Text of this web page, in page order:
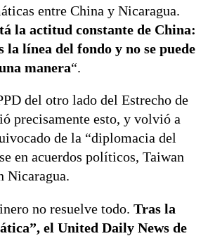
entre China y Nicaragua.
la actitud constante de China:
la línea del fondo y no se puede
manera“.
del otro lado del Estrecho de
precisamente esto, y volvió a
de la “diplomacia del
en acuerdos políticos, Taiwan
Nicaragua.
no resuelve todo. Tras la
el United Daily News de